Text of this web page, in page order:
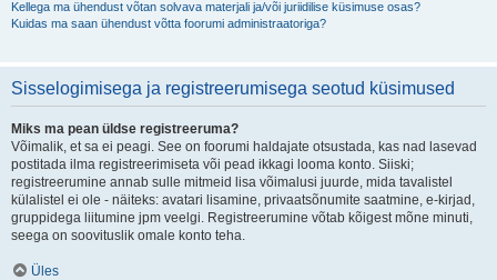
Kellega ma ühendust võtan solvava materjali ja/või juriidilise küsimuse osas?
Kuidas ma saan ühendust võtta foorumi administraatoriga?
Sisselogimisega ja registreerumisega seotud küsimused
Miks ma pean üldse registreeruma?
Võimalik, et sa ei peagi. See on foorumi haldajate otsustada, kas nad lasevad
postitada ilma registreerimiseta või pead ikkagi looma konto. Siiski;
registreerumine annab sulle mitmeid lisa võimalusi juurde, mida tavalistel
külalistel ei ole - näiteks: avatari lisamine, privaatsõnumite saatmine, e-kirjad,
gruppidega liitumine jpm veelgi. Registreerumine võtab kõigest mõne minuti,
seega on soovituslik omale konto teha.
Üles